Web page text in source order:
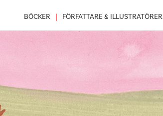
BÖCKER FÖRFATTARE & ILLUSTRATÖRER